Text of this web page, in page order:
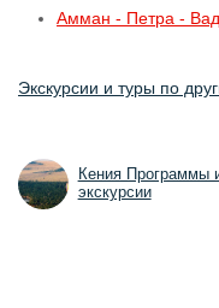
Амман - Петра -
Экскурсии и туры по
Кения Программы
экскурсии